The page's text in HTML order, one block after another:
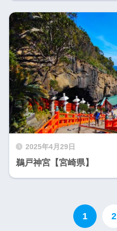
2025年4月29日
鵜戸神宮【宮崎県】
1 2